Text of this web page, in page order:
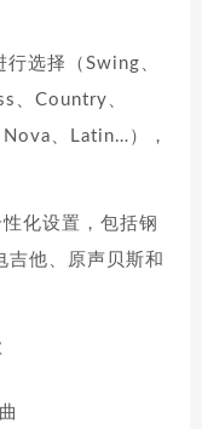
选择（Swing、
、Country、
、Latin…），
化设置，包括钢
吉他、原声贝斯和